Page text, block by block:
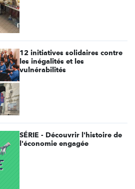
12 initiatives solidaires contre
les inégalités et les
vulnérabilités
SÉRIE - Découvrir l'histoire de
l'économie engagée